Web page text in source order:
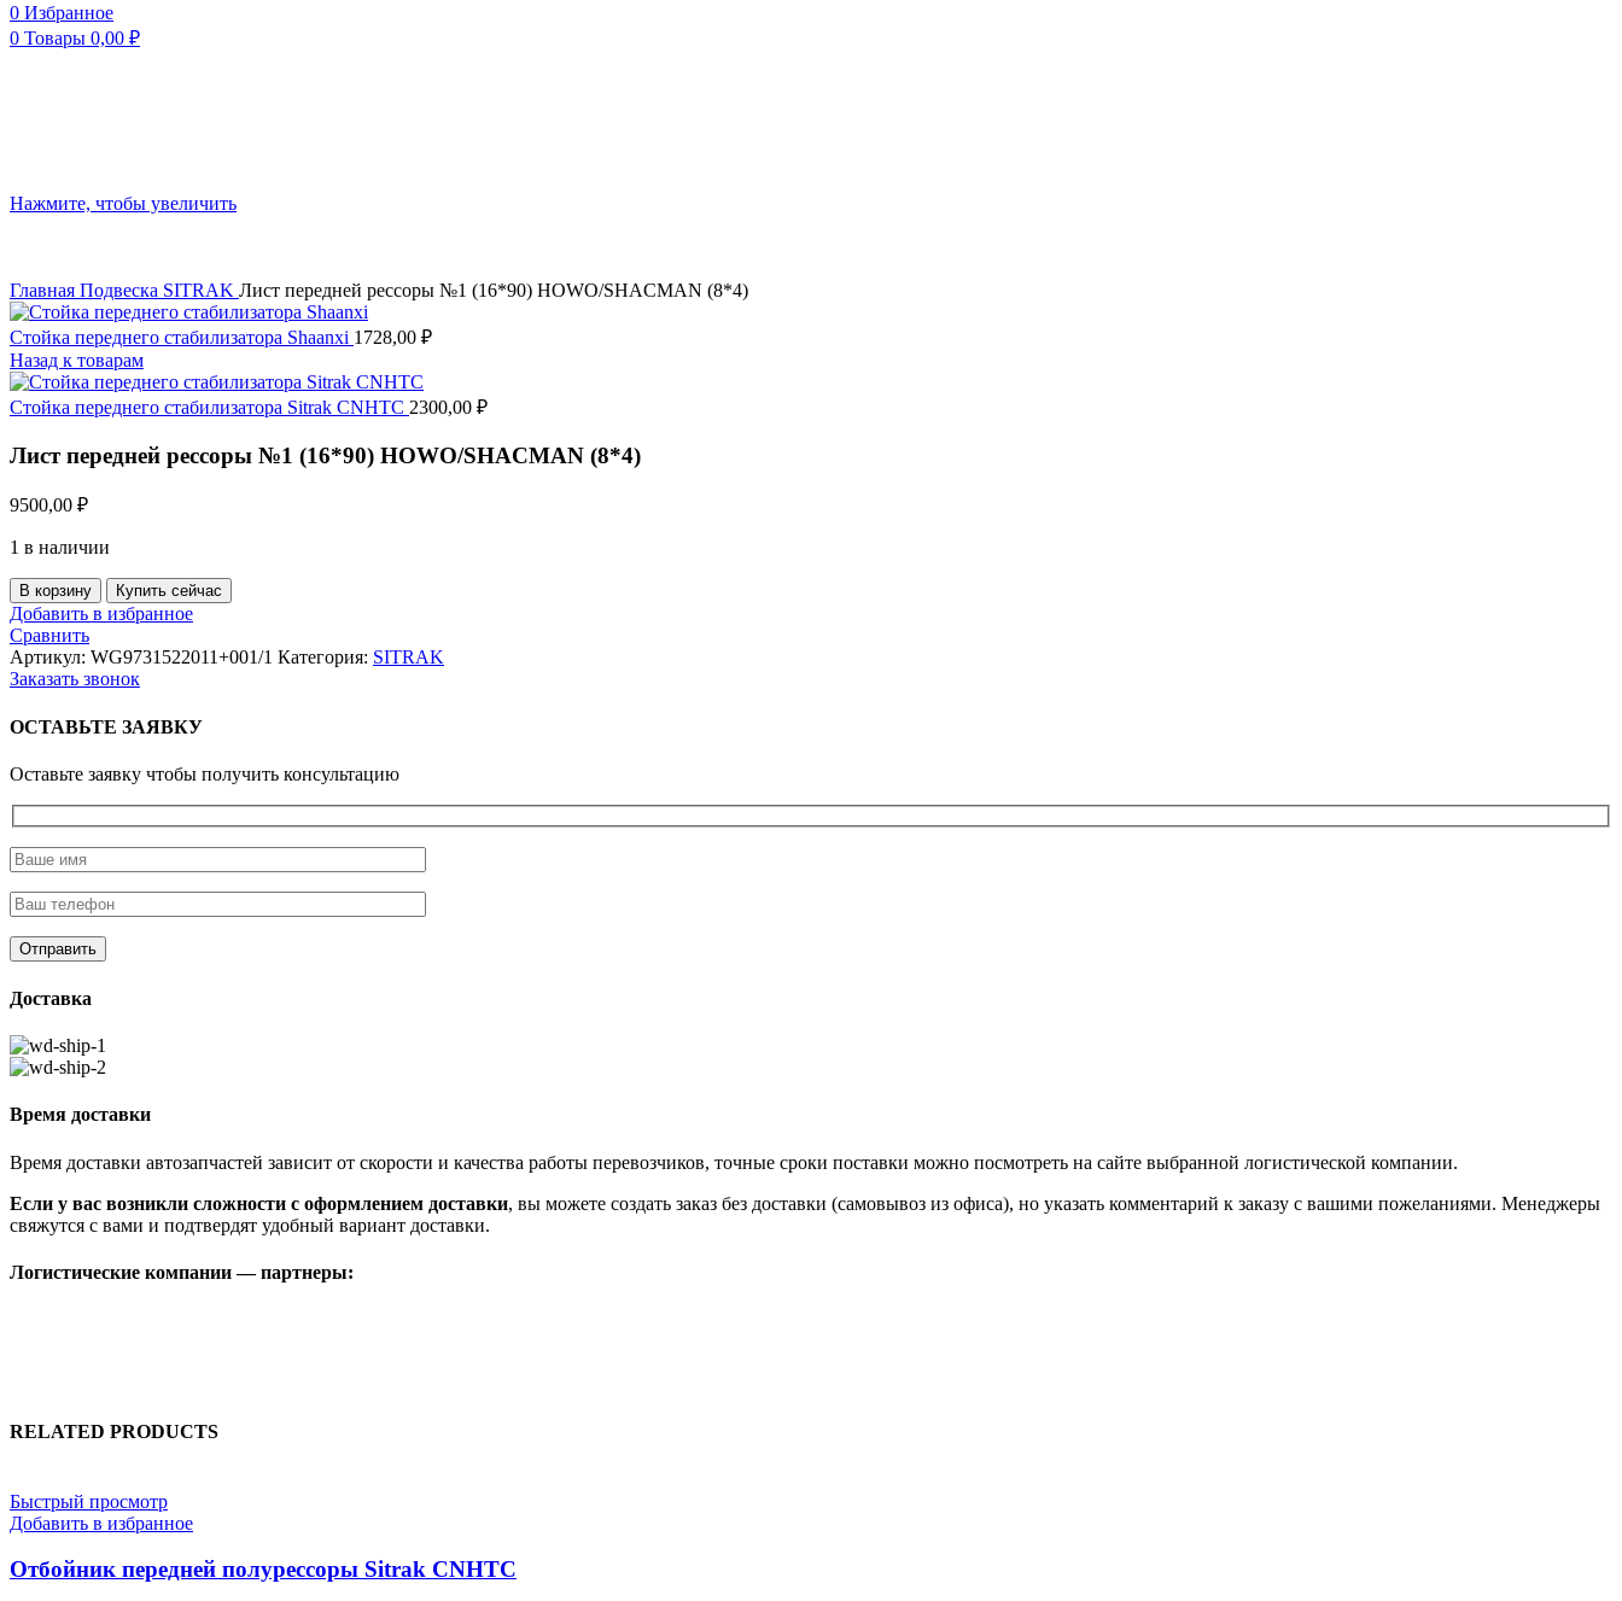
0 Избранное
0 Товары 0,00 ₽
Нажмите, чтобы увеличить
Главная Подвеска SITRAK Лист передней рессоры №1 (16*90) HOWO/SHACMAN (8*4)
Стойка переднего стабилизатора Shaanxi 1728,00 ₽
Назад к товарам
Стойка переднего стабилизатора Sitrak CNHTC 2300,00 ₽
Лист передней рессоры №1 (16*90) HOWO/SHACMAN (8*4)
9500,00 ₽
1 в наличии
Количество
товара
Лист
передней
рессоры
(16*90)
HOWO/SHACMAN
В корзину Купить сейчас
Добавить в избранное
Сравнить
Артикул: WG9731522011+001/1 Категория: SITRAK
Заказать звонок
ОСТАВЬТЕ ЗАЯВКУ
Оставьте заявку чтобы получить консультацию
Доставка
Время доставки
Время доставки автозапчастей зависит от скорости и качества работы перевозчиков, точные сроки поставки можно посмотреть на сайте выбранной логистической компании.
Если у вас возникли сложности с оформлением доставки, вы можете создать заказ без доставки (самовывоз из офиса), но указать комментарий к заказу с вашими пожеланиями. Менеджеры
свяжутся с вами и подтвердят удобный вариант доставки.
Логистические компании — партнеры:
RELATED PRODUCTS
Быстрый просмотр
Добавить в избранное
Отбойник передней полурессоры Sitrak CNHTC